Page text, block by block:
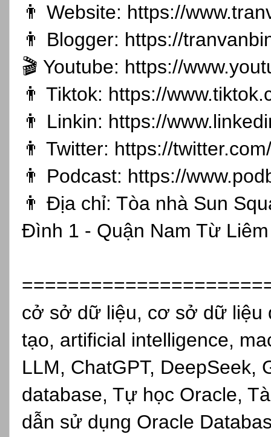
👨 Website: https://
👨 Blogger: https://
🎬 Youtube: https://
👨 Tiktok: https://
👨 Linkin: https://
👨 Twitter: https://
👨 Podcast: https://
👨 Địa chỉ: Tòa nhà Sun
Đình 1 - Quận Nam Từ Liêm
cở sở dữ liệu, cơ sở dữ liệu
tạo, artificial intelligence,
LLM, ChatGPT, DeepSeek,
database, Tự học Oracle,
dẫn sử dụng Oracle